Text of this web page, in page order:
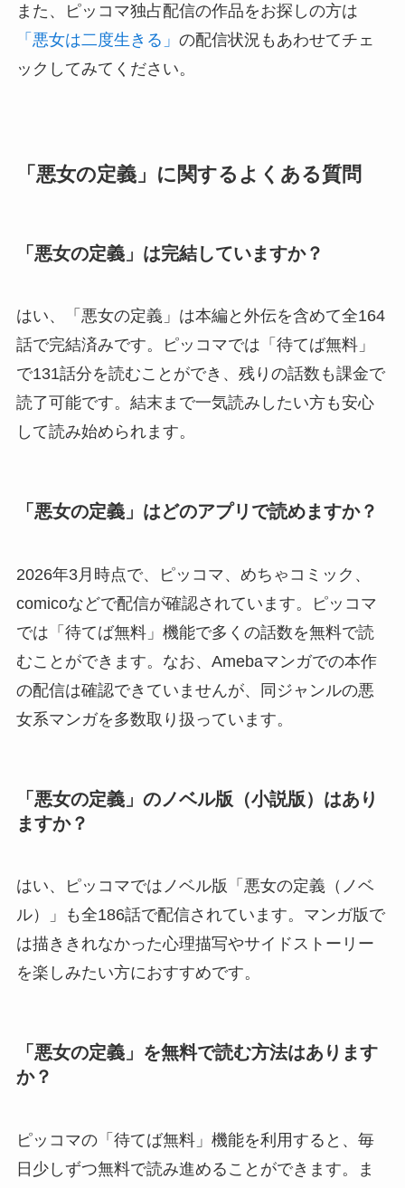
また、ピッコマ独占配信の作品をお探しの方は
「悪女は二度生きる」 の配信状況もあわせてチェ
ックしてみてください。
「悪女の定義」に関するよくある質問
「悪女の定義」は完結していますか？
はい、「悪女の定義」は本編と外伝を含めて全164
話で完結済みです。ピッコマでは「待てば無料」
で131話分を読むことができ、残りの話数も課金で
読了可能です。結末まで一気読みしたい方も安心
して読み始められます。
「悪女の定義」はどのアプリで読めますか？
2026年3月時点で、ピッコマ、めちゃコミック、
comicoなどで配信が確認されています。ピッコマ
では「待てば無料」機能で多くの話数を無料で読
むことができます。なお、Amebaマンガでの本作
の配信は確認できていませんが、同ジャンルの悪
女系マンガを多数取り扱っています。
「悪女の定義」のノベル版（小説版）はあり
ますか？
はい、ピッコマではノベル版「悪女の定義（ノベ
ル）」も全186話で配信されています。マンガ版で
は描ききれなかった心理描写やサイドストーリー
を楽しみたい方におすすめです。
「悪女の定義」を無料で読む方法はあります
か？
ピッコマの「待てば無料」機能を利用すると、毎
日少しずつ無料で読み進めることができます。ま